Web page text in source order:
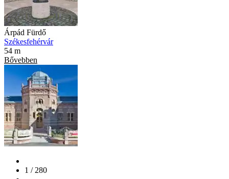
Árpád Fürdő
Székesfehérvár
54 m
Bővebben
1 / 280